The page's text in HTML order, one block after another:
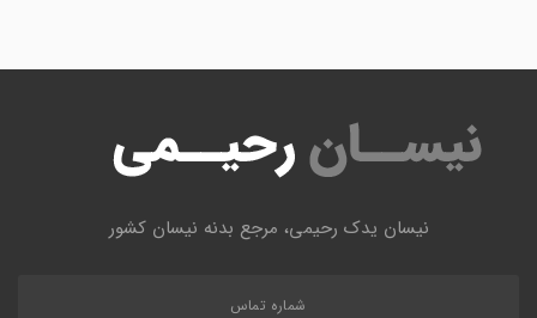
نیسان یدک رحیمی، مرجع بدنه نیسان کشور
شماره تماس